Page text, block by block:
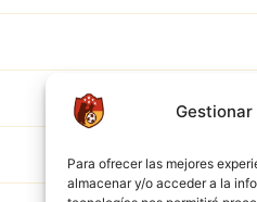
Para ofrecer las mejores
almacenar y/o acceder a la